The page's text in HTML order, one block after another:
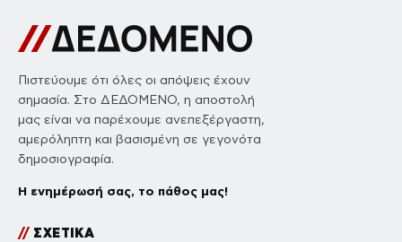
Πιστεύουμε ότι όλες οι απόψεις έχουν
σημασία. Στο ΔΕΔΟΜΕΝΟ, η αποστολή
μας είναι να παρέχουμε ανεπεξέργαστη,
αμερόληπτη και βασισμένη σε γεγονότα
δημοσιογραφία.
Η ενημέρωσή σας, το πάθος μας!
//ΣΧΕΤΙΚΑ